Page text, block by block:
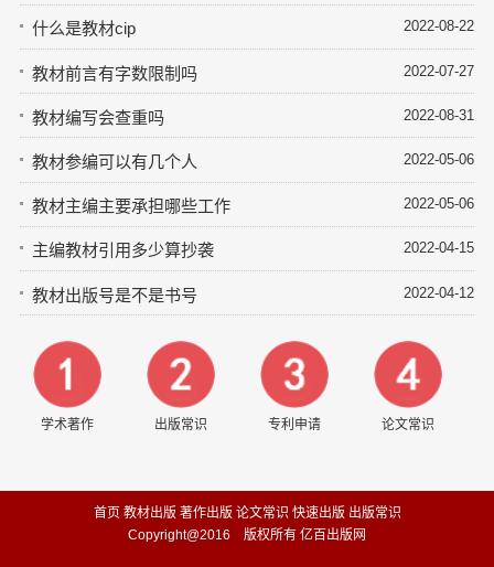
2022-08-22
什么是教材cip
2022-07-27
教材前言有字数限制吗
2022-08-31
教材编写会查重吗
2022-05-06
教材参编可以有几个人
2022-05-06
教材主编主要承担哪些工作
2022-04-15
主编教材引用多少算抄袭
2022-04-12
教材出版号是不是书号
学术著作 出版常识 专利申请 论文常识
首页 教材出版 著作出版 论文常识 快速出版 出版常识
Copyright@2016 版权所有 亿百出版网